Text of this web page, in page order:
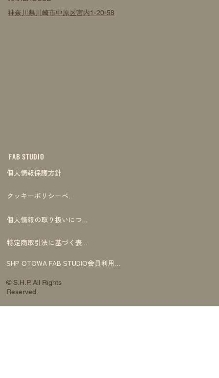
FAB STUDIO
個人情報保護方針
クッキーポリシーページ
個人情報の取り扱いについて
特定商取引法に基づく表記
SHP OTOWA FAB STUDIO会員利用規約
© S.H.P. All Rights
Reserved.
神奈川県川崎市中原区宮内1-20-58